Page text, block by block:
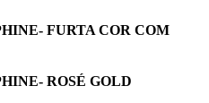
FURTA COR COM
ROSÉ GOLD